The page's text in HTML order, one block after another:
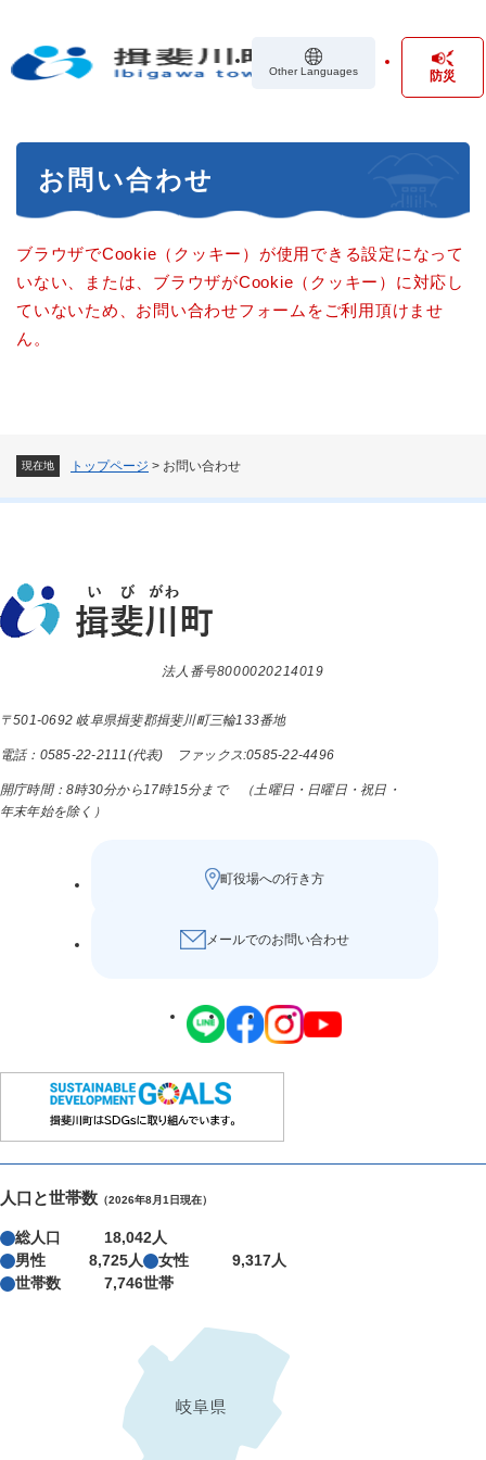
の
Other Languages 防災
現在地 トップページ > お問い合わせ
お問い合わせ
ブラウザでCookie（クッキー）が使用できる設定になって
いない、または、ブラウザがCookie（クッキー）に対応し
ていないため、お問い合わせフォームをご利用頂けませ
ん。
法人番号8000020214019
〒501-0692 岐阜県揖斐郡揖斐川町三輪133番地
電話：0585-22-2111(代表) ファックス:0585-22-4496
開庁時間：8時30分から17時15分まで （土曜日・日曜日・祝日・
年末年始を除く）
町役場への行き方
メールでのお問い合わせ
人口と世帯数 （2026年8月1日現在）
総人口
18,042人
男性
8,725人 女性
9,317人
世帯数
7,746世帯